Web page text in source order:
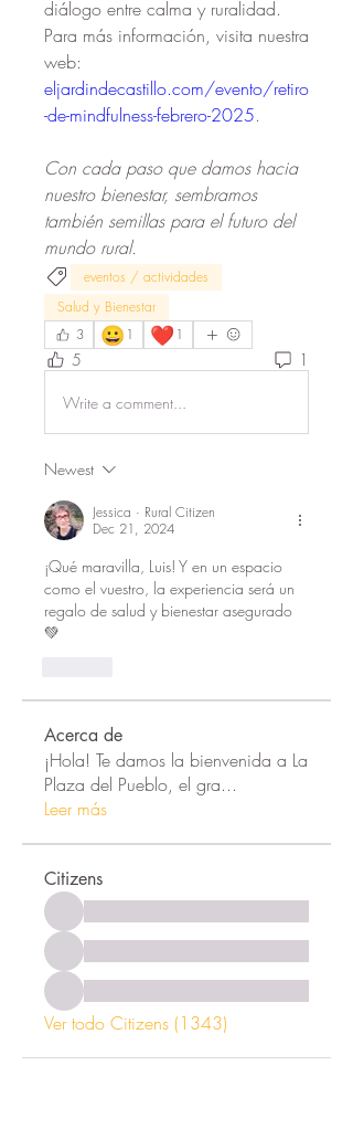
diálogo entre calma y ruralidad.
Para más información, visita nuestra
eljardindecastillo.com/evento/retiro
-de-mindfulness-febrero-2025.
Con cada paso que damos hacia
nuestro bienestar, sembramos
también semillas para el futuro del
mundo rural.
eventos / actividades
Salud y Bienestar
3
😀 1 ❤️ 1
5 1
Write a comment...
Newest
Jessica · Rural Citizen
Dec 21, 2024
¡Qué maravilla, Luis! Y en un espacio
como el vuestro, la experiencia será un
regalo de salud y bienestar asegurado
💚
Acerca de
¡Hola! Te damos la bienvenida a La
Plaza del Pueblo, el gra...
Leer más
Citizens
Ver todo Citizens (1343)